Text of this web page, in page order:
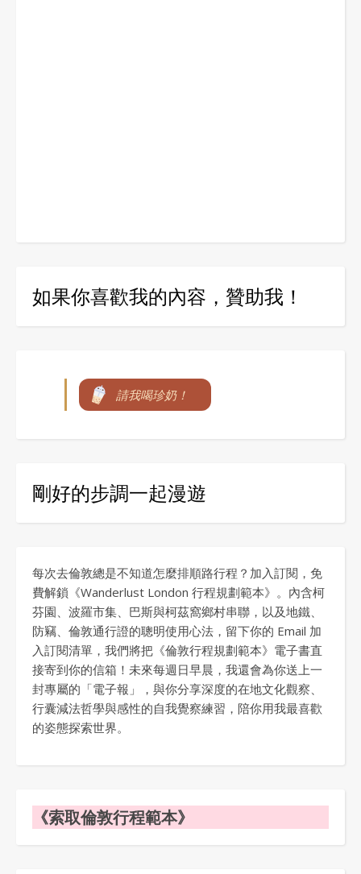
如果你喜歡我的內容，贊助我！
請我喝珍奶！
剛好的步調一起漫遊
每次去倫敦總是不知道怎麼排順路行程？加入訂閱，免
費解鎖《Wanderlust London 行程規劃範本》。內含柯
芬園、波羅市集、巴斯與柯茲窩鄉村串聯，以及地鐵、
防竊、倫敦通行證的聰明使用心法，留下你的 Email 加
入訂閱清單，我們將把《倫敦行程規劃範本》電子書直
接寄到你的信箱！未來每週日早晨，我還會為你送上一
封專屬的「電子報」，與你分享深度的在地文化觀察、
行囊減法哲學與感性的自我覺察練習，陪你用我最喜歡
的姿態探索世界。
《索取倫敦行程範本》